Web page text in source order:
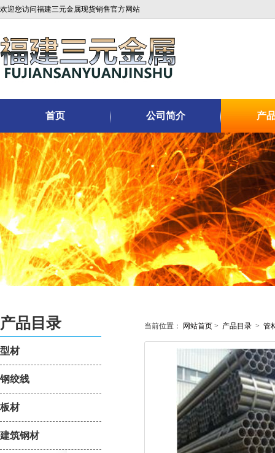
欢迎您访问福建三元金属现货销售官方网站
首页 公司简介 产
产品目录
型材
钢绞线
板材
建筑钢材
当前位置： 网站首页 > 产品目录 > 管